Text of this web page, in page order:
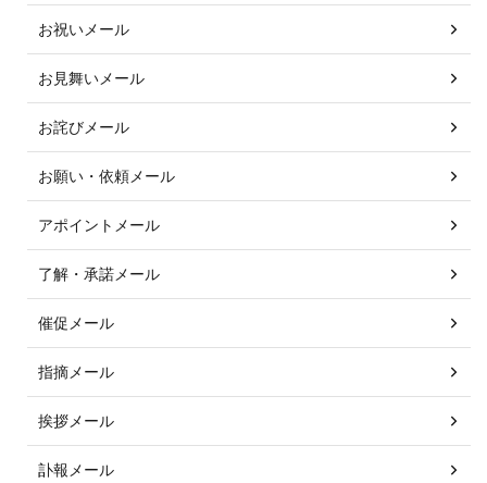
お祝いメール
お見舞いメール
お詫びメール
お願い・依頼メール
アポイントメール
了解・承諾メール
催促メール
指摘メール
挨拶メール
訃報メール